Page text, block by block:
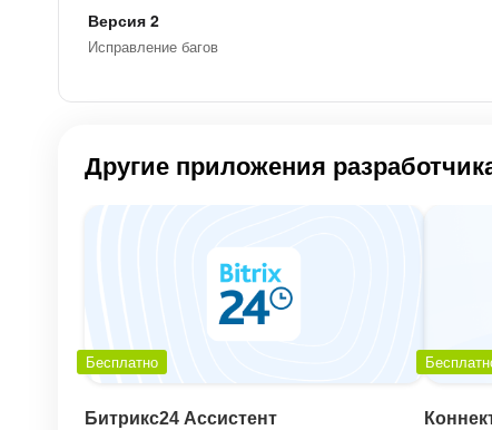
Версия 2
Исправление багов
Другие приложения
Бесплатно
Битрикс24 Ассистент